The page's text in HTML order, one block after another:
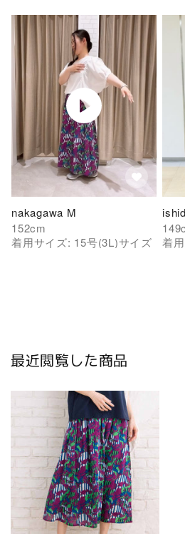
nakagawa M
152cm
着用サイズ: 15号(3L)サイズ
149
着
最近閲覧した商品